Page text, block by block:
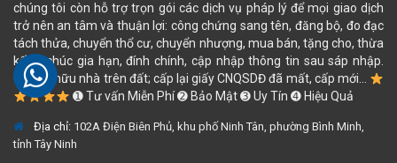
chúng tôi còn hỗ trợ trọn gói các dịch vụ pháp lý để mọi giao dịch
trở nên an tâm và thuận lợi: công chứng sang tên, đăng bộ, đo đạc
tách thửa, chuyển thổ cư, chuyển nhượng, mua bán, tặng cho, thừa
kế, di chúc gia hạn, đính chính, cập nhập thông tin sau sáp nhập.
Cấp sỡ hữu nhà trên đất; cấp lại giấy CNQSDĐ đã mất, cấp mới...
➊ Tư vấn Miễn Phí ➋ Bảo Mật ➌ Uy Tín ➍ Hiệu Quả
Địa chỉ: 102A Điện Biên Phủ, khu phố Ninh Tân, phường Bình Minh,
tỉnh Tây Ninh